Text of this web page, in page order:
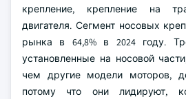
крепление, крепление на
двигателя. Сегмент носовых
рынка в 64,8% в 2024 году.
установленные на носовой
чем другие модели моторов,
потому что они лидируют,